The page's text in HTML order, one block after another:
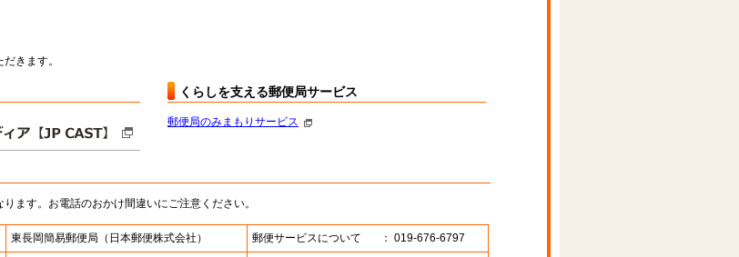
きます。
くらしを支える郵便局サービス
郵便局のみまもりサービス
ます。お電話のおかけ間違いにご注意ください。
東長岡簡易郵便局 （日本郵便株式会社） 郵便サービスについて ： 019-676-6797